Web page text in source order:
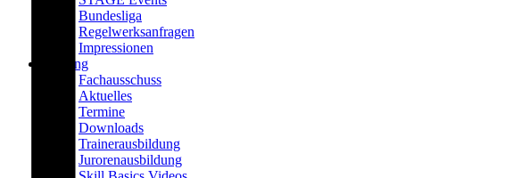
Bundesliga
Regelwerksanfragen
Impressionen
Bildung
Fachausschuss
Aktuelles
Termine
Downloads
Trainerausbildung
Jurorenausbildung